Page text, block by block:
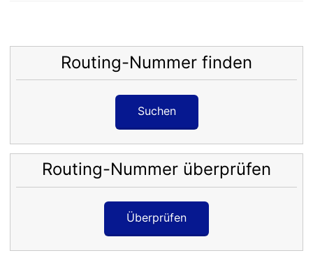
Routing-Nummer finden
Suchen
Routing-Nummer überprüfen
Überprüfen